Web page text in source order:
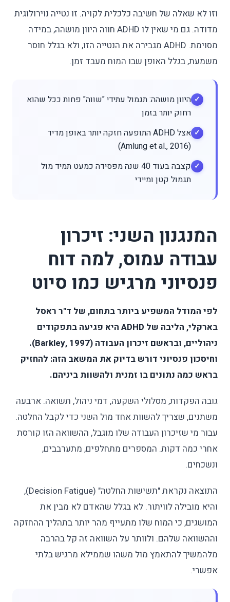
וזו לא שאלה של חשיבה כלכלית לקויה. זו נטייה נוירולוגית
מדודה. גם מי שאין לו ADHD חווה היוון מושהה, במידה
מסוימת. ADHD מגבירה את הנטייה הזו, ולא בגלל חוסר
משמעת, בגלל האופן שבו המוח מעבד זמן.
היוון מושהה: תגמול עתידי "שווה" פחות ככל שהוא
רחוק יותר בזמן
אצל ADHD התופעה חזקה יותר באופן מדיד
(Amlung et al., 2016)
קצבה בעוד 40 שנה מפסידה כמעט תמיד מול
תגמול קטן ומיידי
המנגנון השני: זיכרון
עבודה עמוס, למה דוח
פנסיוני מרגיש כמו סיוט
לפי המודל המשפיע ביותר בתחום, של ד"ר ראסל
בארקלי, הליבה של ADHD היא פגיעה בתפקודים
ניהוליים, ובראשם זיכרון העבודה (Barkley, 1997).
וחיסכון פנסיוני דורש בדיוק את המשאב הזה: להחזיק
בראש כמה נתונים בו זמנית ולהשוות ביניהם.
גובה הפקדות, מסלולי השקעה, דמי ניהול, תשואה. ארבעה
משתנים, שצריך להשוות אחד מול השני כדי לקבל החלטה.
עבור מי שזיכרון העבודה שלו מוגבל, ההשוואה הזו קורסת
אחרי כמה דקות. המספרים מתחלפים, מתערבבים,
ונשכחים.
התוצאה נקראת "תשישות החלטה" (Decision Fatigue),
והיא מובילה לוויתור. לא בגלל שהאדם לא מבין את
המושגים, כי המוח שלו מתעייף מהר יותר בתהליך ההחזקה
וההשוואה שלהם. ולוותר על השוואה זה קל בהרבה
מלהמשיך להתאמץ מול משהו שממילא מרגיש בלתי
אפשרי.